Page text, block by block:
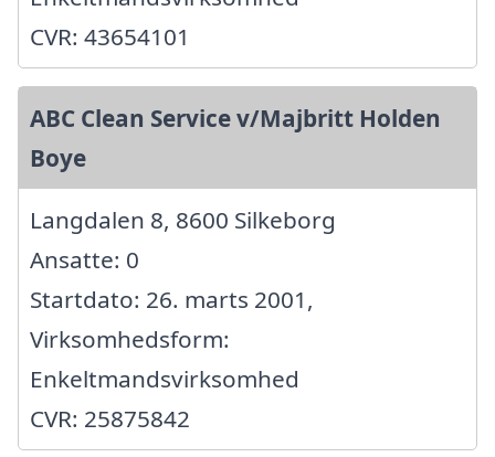
CVR: 43654101
ABC Clean Service v/Majbritt Holden
Boye
Langdalen 8, 8600 Silkeborg
Ansatte: 0
Startdato: 26. marts 2001,
Virksomhedsform:
Enkeltmandsvirksomhed
CVR: 25875842